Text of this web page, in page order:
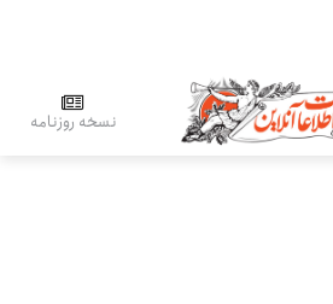
نسخه روزنامه